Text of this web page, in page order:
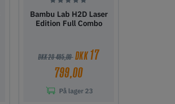
Bambu Lab H2D Laser
Edition Full Combo
DKK 20 495,00 DKK17
799,00
På lager23